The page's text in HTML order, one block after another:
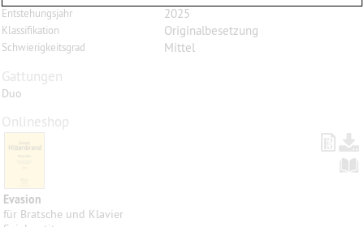
Entstehungsjahr 2025
Klassifikation Originalbesetzung
Schwierigkeitsgrad Mittel
Gattungen
Duo
Onlineshop
Evasion
für Bratsche und Klavier